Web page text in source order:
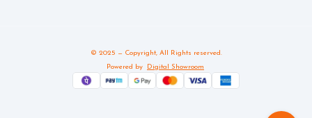
© 2025 — Copyright, All Rights reserved.
Powered
by Digital Showroom